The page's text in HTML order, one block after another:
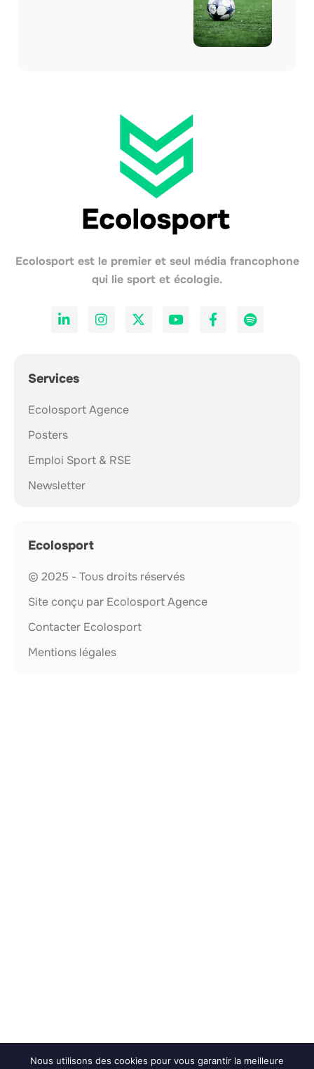
Ecolosport est le premier et seul média francophone
qui lie sport et écologie.
Services
Ecolosport Agence
Posters
Emploi Sport & RSE
Newsletter
Ecolosport
© 2025 - Tous droits réservés
Site conçu par Ecolosport Agence
Contacter Ecolosport
Mentions légales
Nous utilisons des cookies pour vous garantir la meilleure